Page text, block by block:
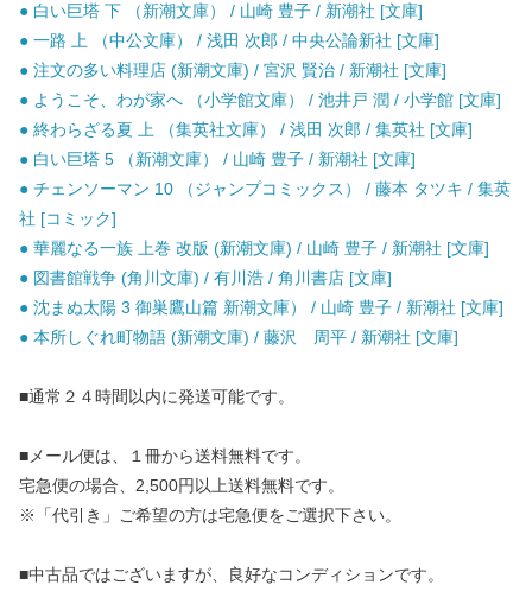
● 白い巨塔 下 （新潮文庫） / 山崎 豊子 / 新潮社 [文庫]
● 一路 上 （中公文庫） / 浅田 次郎 / 中央公論新社 [文庫]
● 注文の多い料理店 (新潮文庫) / 宮沢 賢治 / 新潮社 [文庫]
● ようこそ、わが家へ （小学館文庫） / 池井戸 潤 / 小学館 [文庫]
● 終わらざる夏 上 （集英社文庫） / 浅田 次郎 / 集英社 [文庫]
● 白い巨塔 5 （新潮文庫） / 山崎 豊子 / 新潮社 [文庫]
● チェンソーマン 10 （ジャンプコミックス） / 藤本 タツキ / 集英
社 [コミック]
● 華麗なる一族 上巻 改版 (新潮文庫) / 山崎 豊子 / 新潮社 [文庫]
● 図書館戦争 (角川文庫) / 有川浩 / 角川書店 [文庫]
● 沈まぬ太陽 3 御巣鷹山篇 新潮文庫） / 山崎 豊子 / 新潮社 [文庫]
● 本所しぐれ町物語 (新潮文庫) / 藤沢 周平 / 新潮社 [文庫]
■通常２４時間以内に発送可能です。
■メール便は、１冊から送料無料です。
宅急便の場合、2,500円以上送料無料です。
※「代引き」ご希望の方は宅急便をご選択下さい。
■中古品ではございますが、良好なコンディションです。